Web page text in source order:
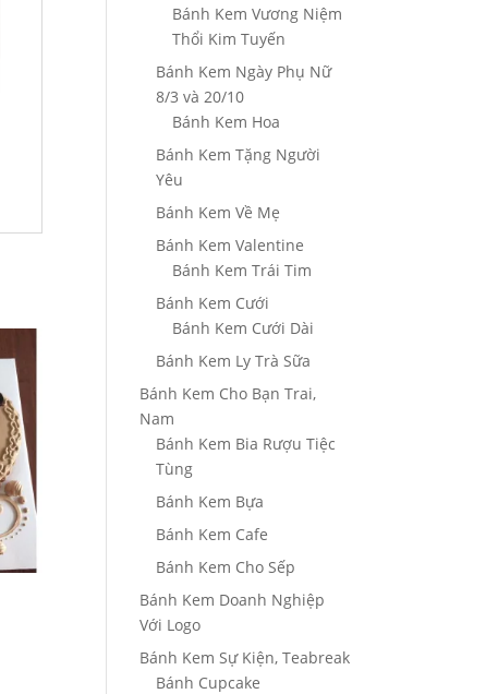
Bánh Kem Vương Niệm
Thổi Kim Tuyến
Bánh Kem Ngày Phụ Nữ
8/3 và 20/10
Bánh Kem Hoa
Bánh Kem Tặng Người
Yêu
Bánh Kem Về Mẹ
Bánh Kem Valentine
Bánh Kem Trái Tim
Bánh Kem Cưới
Bánh Kem Cưới Dài
Bánh Kem Ly Trà Sữa
Bánh Kem Cho Bạn Trai,
Nam
Bánh Kem Bia Rượu Tiệc
Tùng
Bánh Kem Bựa
Bánh Kem Cafe
Bánh Kem Cho Sếp
Bánh Kem Doanh Nghiệp
Với Logo
Bánh Kem Sự Kiện, Teabreak
Bánh Cupcake